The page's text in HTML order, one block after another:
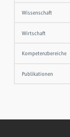
Wissenschaft
Wirtschaft
Kompetenzbereiche
Publikationen